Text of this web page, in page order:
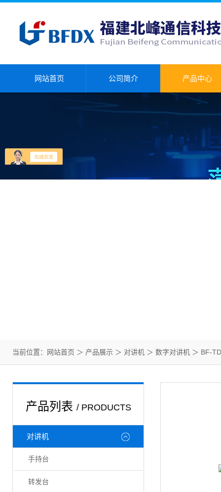
网站首页 公司简介 产品中心
当前位置： 网站首页 ＞ 产品展示 ＞ 对讲机 ＞ 数字对讲机 ＞ BF-
产品列表 / PRODUCTS
对讲机
手持台
转发台